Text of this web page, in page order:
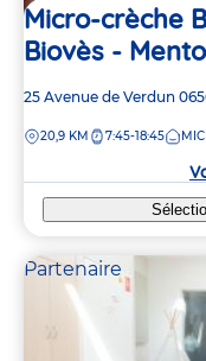
Micro-crèche
Biovès -
Adresse
la
25 Avenue de Verdun
DISTANCE
20,9 KM 7:45-18:45
Partenaire